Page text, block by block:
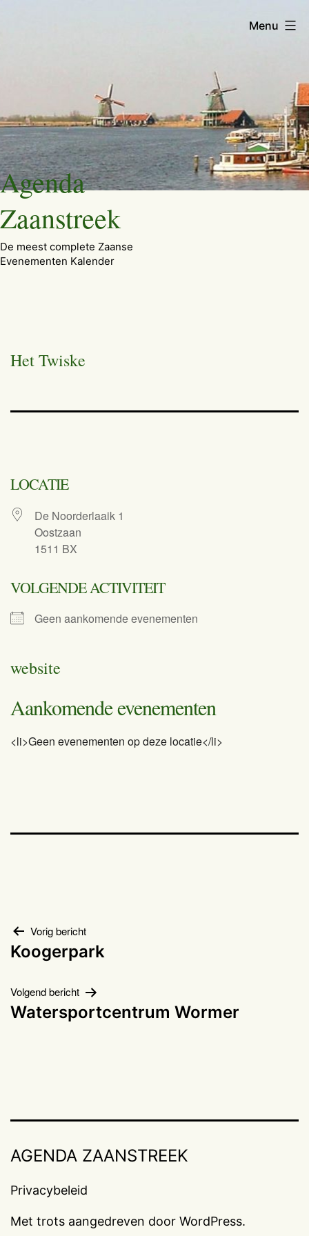
Ga
naar
de
inhoud
Agenda
Zaanstreek
De meest complete Zaanse
Evenementen Kalender
Menu
Het Twiske
LOCATIE
De Noorderlaaik 1
Oostzaan
1511 BX
VOLGENDE ACTIVITEIT
Geen aankomende evenementen
website
Aankomende evenementen
<li>Geen evenementen op deze locatie</li>
Bericht
navigatie
Vorig bericht
Koogerpark
Volgend bericht
Watersportcentrum Wormer
AGENDA ZAANSTREEK
Privacybeleid
Met trots aangedreven door WordPress.